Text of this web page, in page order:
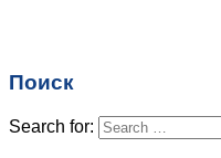
Поиск
Search for: